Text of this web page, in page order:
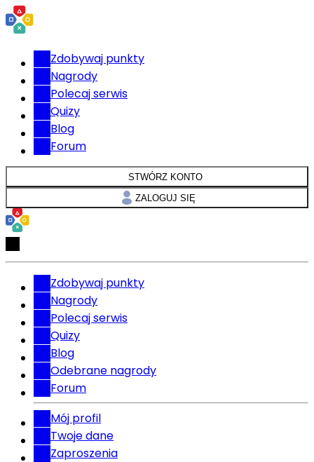
Zdobywaj punkty
Nagrody
Polecaj serwis
Quizy
Blog
Forum
STWÓRZ KONTO
ZALOGUJ SIĘ
Zdobywaj punkty
Nagrody
Polecaj serwis
Quizy
Blog
Odebrane nagrody
Forum
Mój profil
Twoje dane
Zaproszenia